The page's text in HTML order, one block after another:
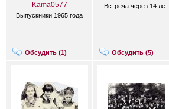
Kama0577
Выпускники 1965 года
Обсудить (1)
Встреча через 14 лет
Обсудить (5)